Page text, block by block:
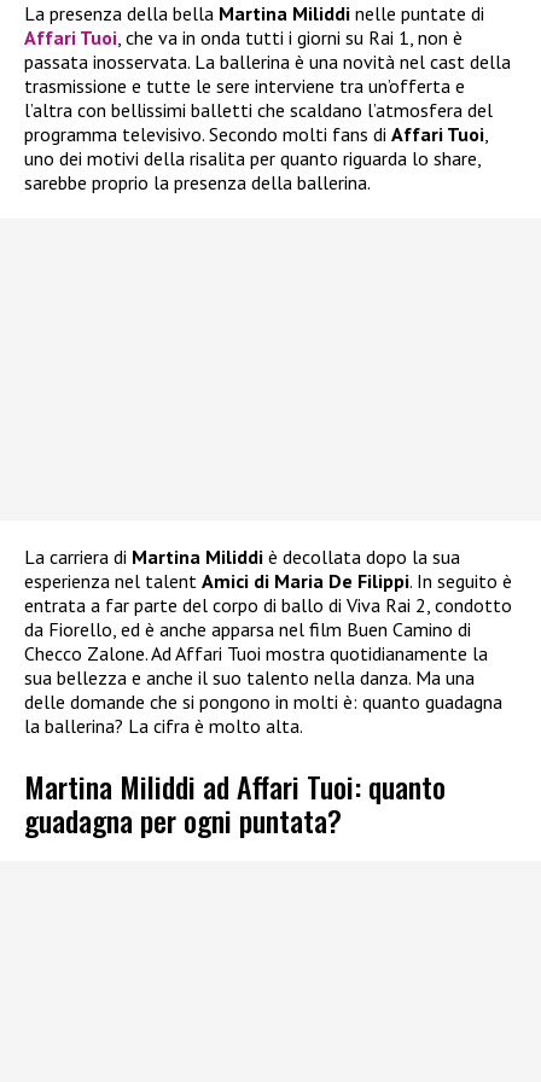
La presenza della bella Martina Miliddi nelle puntate di
Affari Tuoi , che va in onda tutti i giorni su Rai 1, non è
passata inosservata. La ballerina è una novità nel cast della
trasmissione e tutte le sere interviene tra un’offerta e
l’altra con bellissimi balletti che scaldano l’atmosfera del
programma televisivo. Secondo molti fans di Affari Tuoi
uno dei motivi della risalita per quanto riguarda lo share,
sarebbe proprio la presenza della ballerina.
La carriera di Martina Miliddi è decollata dopo la sua
esperienza nel talent Amici di Maria De Filippi. In seguito è
entrata a far parte del corpo di ballo di Viva Rai 2, condotto
da Fiorello, ed è anche apparsa nel film Buen Camino di
Checco Zalone. Ad Affari Tuoi mostra quotidianamente la
sua bellezza e anche il suo talento nella danza. Ma una
delle domande che si pongono in molti è: quanto guadagna
la ballerina? La cifra è molto alta.
Martina Miliddi ad Affari Tuoi: quanto
guadagna per ogni puntata?